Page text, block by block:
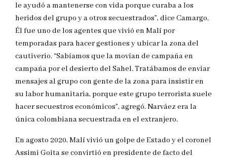
le ayudó a mantenerse con vida porque curaba a los
heridos del grupo y a otros secuestrados”, dice Camargo.
Él fue uno de los agentes que vivió en Malí por
temporadas para hacer gestiones y ubicar la zona del
cautiverio. “Sabíamos que la movían de campaña en
campaña por el desierto del Sahel. Tratábamos de enviar
mensajes al grupo con gente de la zona para insistir en
su labor humanitaria, porque este grupo terrorista suele
hacer secuestros económicos”, agregó. Narváez era la
única colombiana secuestrada en el extranjero.
En agosto 2020, Malí vivió un golpe de Estado y el coronel
Assimi Goita se convirtió en presidente de facto del